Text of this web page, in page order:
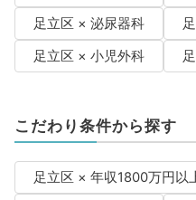
足立区 × 泌尿器科
足立区 × 小児外科
こだわり条件から探す
足立区 × 年収1800万円以